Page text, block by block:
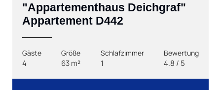
"Appartementhaus Deichgraf"
Appartement D442
Gäste
4
Größe
63 m²
Schlafzimmer
1
Bewertung
4.8 / 5